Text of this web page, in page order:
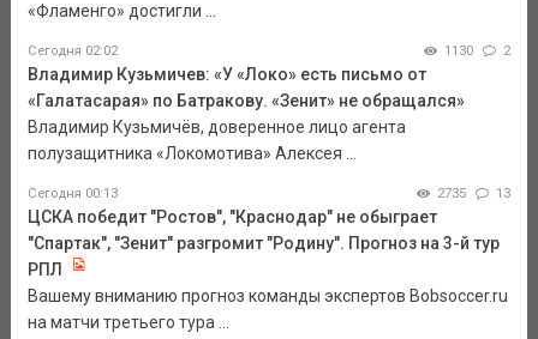
«Фламенго» достигли ...
Сегодня 02:02 1130 2
Владимир Кузьмичев: «У «Локо» есть письмо от
«Галатасарая» по Батракову. «Зенит» не обращался»
Владимир Кузьмичёв, доверенное лицо агента
полузащитника «Локомотива» Алексея ...
Сегодня 00:13 2735 13
ЦСКА победит "Ростов", "Краснодар" не обыграет
"Спартак", "Зенит" разгромит "Родину". Прогноз на 3-й тур
РПЛ
Вашему вниманию прогноз команды экспертов Bobsoccer.ru
на матчи третьего тура ...